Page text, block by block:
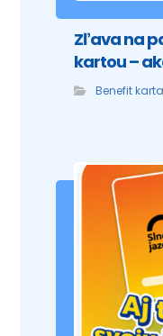
Zľava na
kartou –
Benefit